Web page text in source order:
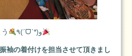
٩(ˊᗜˋ*)و
袖の着付けを担当させて頂きまし